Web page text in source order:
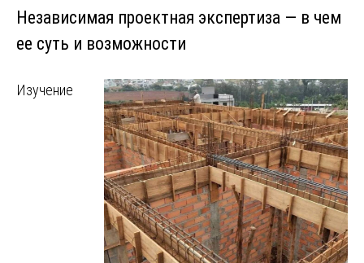
Независимая проектная экспертиза — в чем
ее суть и возможности
Изучение